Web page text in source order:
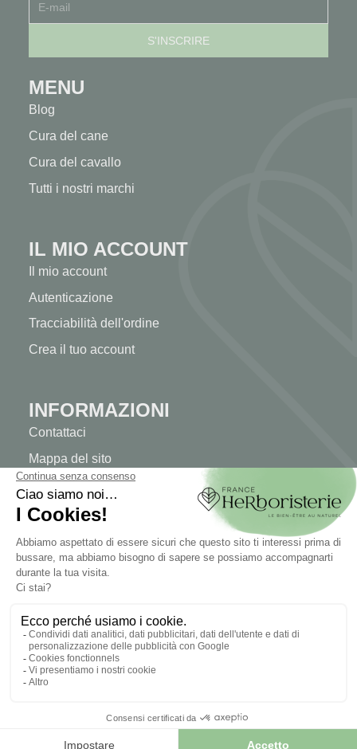
MENU
Blog
Cura del cane
Cura del cavallo
Tutti i nostri marchi
IL MIO ACCOUNT
Il mio account
Autenticazione
Tracciabilità dell'ordine
Crea il tuo account
INFORMAZIONI
Contattaci
Mappa del sito
La nostra erboristeria
Consegna
Pagamento sicuro
INFORMAZIONI LEGALI
Informazioni legali
Termini e condizioni di vendita